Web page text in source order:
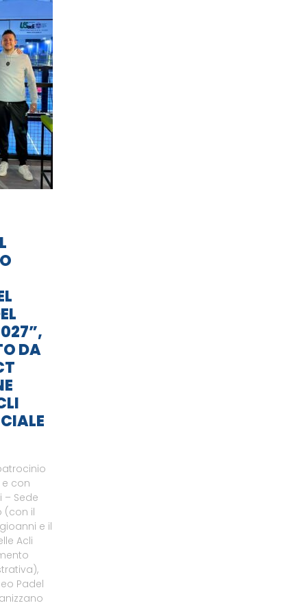
DA
con
– Sede
(con il
e il
Acli
Padel